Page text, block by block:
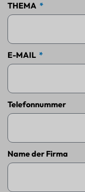
THEMA
E-MAIL
Telefonnummer
Name der Firma